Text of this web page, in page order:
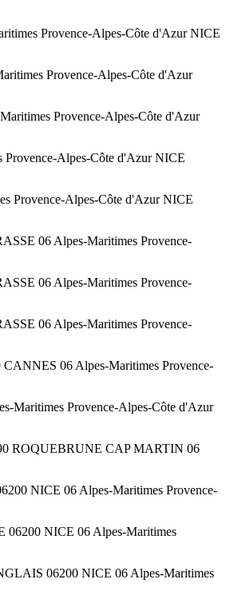
Provence-Alpes-Côte d'Azur NICE
Provence-Alpes-Côte d'Azur
Provence-Alpes-Côte d'Azur
Alpes-Côte d'Azur NICE
Provence-Alpes-Côte d'Azur NICE
06 Alpes-Maritimes Provence-
06 Alpes-Maritimes Provence-
06 Alpes-Maritimes Provence-
06 Alpes-Maritimes Provence-
Maritimes Provence-Alpes-Côte d'Azur
ROQUEBRUNE CAP MARTIN 06
NICE 06 Alpes-Maritimes Provence-
06200 NICE 06 Alpes-Maritimes
06200 NICE 06 Alpes-Maritimes